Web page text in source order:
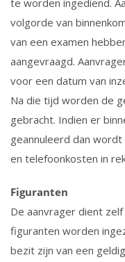
te worden ingediend.
volgorde van
van een examen
aangevraagd.
voor een datum van
Na die tijd worden de
gebracht. Indien er
geannuleerd dan
en telefoonkosten in
Figuranten
De aanvrager dient
figuranten worden
bezit zijn van een